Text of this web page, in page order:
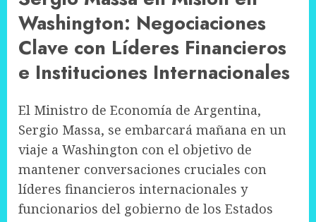
Washington: Negociaciones
Clave con Líderes Financieros
e Instituciones Internacionales
El Ministro de Economía de Argentina,
Sergio Massa, se embarcará mañana en un
viaje a Washington con el objetivo de
mantener conversaciones cruciales con
líderes financieros internacionales y
funcionarios del gobierno de los Estados